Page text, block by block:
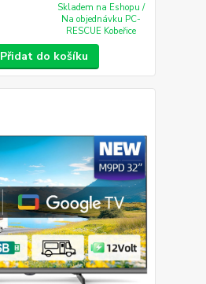
Skladem na Eshopu /
Na objednávku PC-
RESCUE Kobeřice
Přidat do košíku